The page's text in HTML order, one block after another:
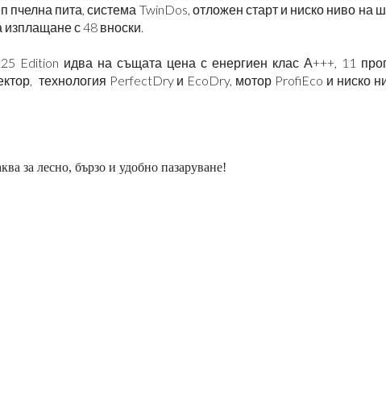
пчелна пита, система TwinDos, отложен старт и ниско ниво на
изплащане с 48 вноски.
Edition идва на същата цена с енергиен клас А+++, 11
технология PerfectDry и EcoDry, мотор ProfiEco и ниско
за лесно, бързо и удобно пазаруване!